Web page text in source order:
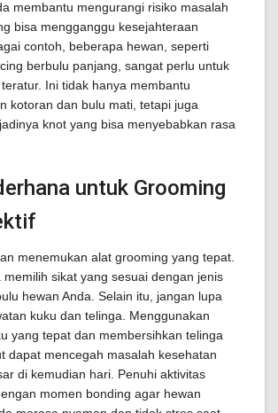
membantu mengurangi risiko masalah
bisa mengganggu kesejahteraan
contoh, beberapa hewan, seperti
berbulu panjang, sangat perlu untuk
Ini tidak hanya membantu
kotoran dan bulu mati, tetapi juga
knot yang bisa menyebabkan rasa
untuk Grooming
menemukan alat grooming yang tepat.
memilih sikat yang sesuai dengan jenis
hewan Anda. Selain itu, jangan lupa
kuku dan telinga. Menggunakan
yang tepat dan membersihkan telinga
dapat mencegah masalah kesehatan
di kemudian hari. Penuhi aktivitas
momen bonding agar hewan